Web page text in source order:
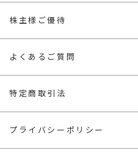
株主様ご優待
よくあるご質問
特定商取引法
プライバシーポリシー